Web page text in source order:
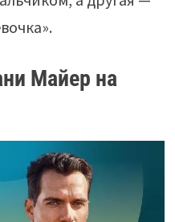
Майер на